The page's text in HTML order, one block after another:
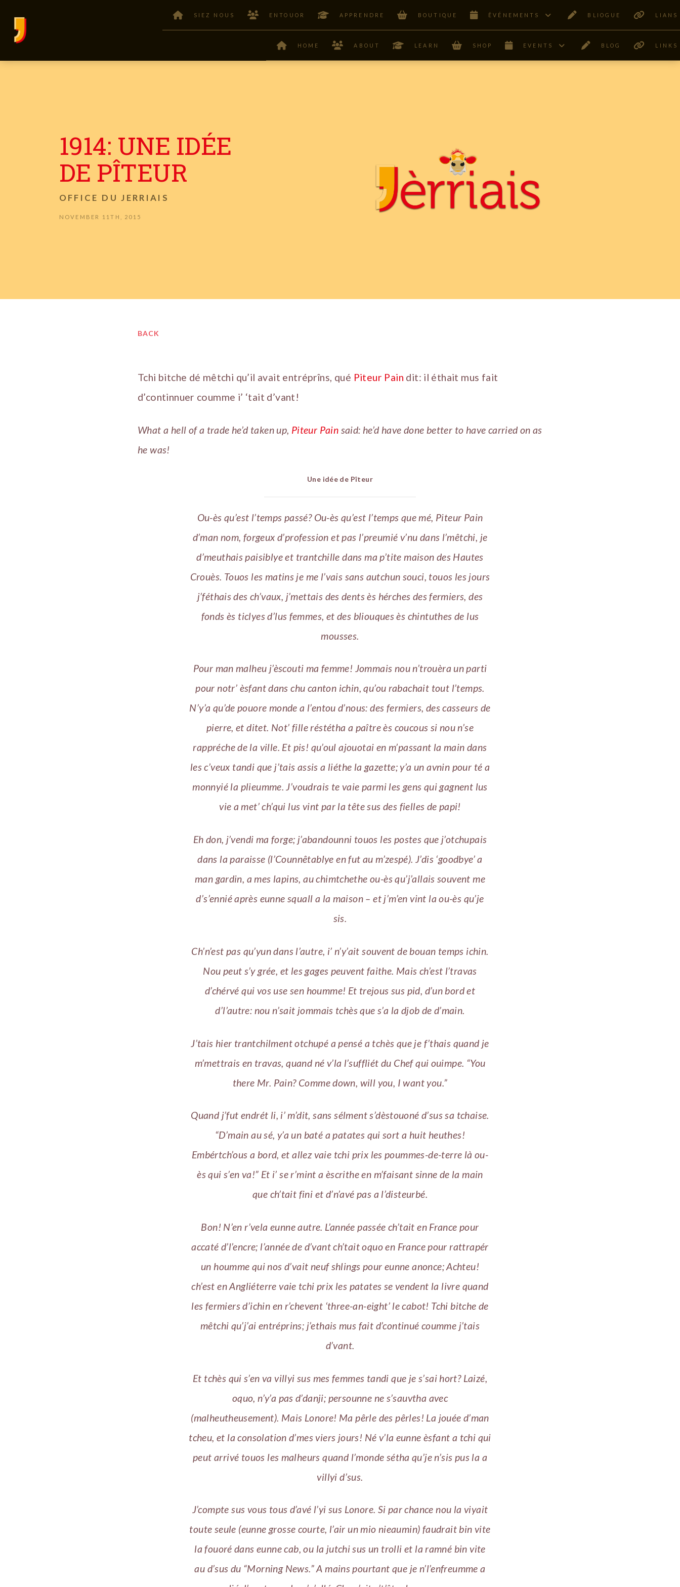
SIEZ NOUS ENTOUOR APPRENDRE BOUTIQUE ÊVÉNEMENTS BLIOGUE LIANS
HOME ABOUT LEARN SHOP EVENTS BLOG LINKS
1914: UNE IDÉE
DE PÎTEUR
OFFICE DU JERRIAIS
NOVEMBER 11TH, 2015
BACK
Tchi bitche dé mêtchi qu’il avait entréprîns, qué Piteur Pain dit: il éthait mus fait
d’continnuer coumme i’ ‘tait d’vant!
What a hell of a trade he’d taken up, Piteur Pain said: he’d have done better to have carried on as
he was!
Une idée de Pîteur
Ou-ès qu’est l’temps passé? Ou-ès qu’est l’temps que mé, Piteur Pain
d’man nom, forgeux d’profession et pas l’preumié v’nu dans l’mêtchi, je
d’meuthais paisiblye et trantchille dans ma p’tite maison des Hautes
Crouès. Touos les matins je me l’vais sans autchun souci, touos les jours
j’féthais des ch’vaux, j’mettais des dents ès hérches des fermiers, des
fonds ès ticlyes d’lus femmes, et des bliouques ès chintuthes de lus
mousses.
Pour man malheu j’èscouti ma femme! Jommais nou n’trouèra un parti
pour notr’ èsfant dans chu canton ichin, qu’ou rabachait tout l’temps.
N’y’a qu’de pouore monde a l’entou d’nous: des fermiers, des casseurs de
pierre, et ditet. Not’ fille réstétha a paître ès coucous si nou n’se
rappréche de la ville. Et pis! qu’oul ajouotai en m’passant la main dans
les c’veux tandi que j’tais assis a liéthe la gazette; y’a un avnin pour té a
monnyié la plieumme. J’voudrais te vaie parmi les gens qui gagnent lus
vie a met’ ch’qui lus vint par la tête sus des fielles de papi!
Eh don, j’vendi ma forge; j’abandounni touos les postes que j’otchupais
dans la paraisse (l’Counnêtablye en fut au m’zespé). J’dis ‘goodbye’ a
man gardin, a mes lapins, au chimtchethe ou-ès qu’j’allais souvent me
d’s’ennié après eunne squall a la maison – et j’m’en vint la ou-ès qu’je
sis.
Ch’n’est pas qu’yun dans l’autre, i’ n’y’ait souvent de bouan temps ichin.
Nou peut s’y grée, et les gages peuvent faithe. Mais ch’est l’travas
d’chérvé qui vos use sen houmme! Et trejous sus pid, d’un bord et
d’l’autre: nou n’sait jommais tchès que s’a la djob de d’main.
J’tais hier trantchilment otchupé a pensé a tchès que je f’thais quand je
m’mettrais en travas, quand né v’la l’suffliét du Chef qui ouimpe. “You
there Mr. Pain? Comme down, will you, I want you.”
Quand j’fut endrét li, i’ m’dit, sans sélment s’dèstouoné d’sus sa tchaise.
“D’main au sé, y’a un baté a patates qui sort a huit heuthes!
Embértch’ous a bord, et allez vaie tchi prix les poummes-de-terre là ou-
ès qui s’en va!” Et i’ se r’mint a èscrithe en m’faisant sinne de la main
que ch’tait fini et d’n’avé pas a l’disteurbé.
Bon! N’en r’vela eunne autre. L’année passée ch’tait en France pour
accaté d’l’encre; l’année de d’vant ch’tait oquo en France pour rattrapér
un houmme qui nos d’vait neuf shlings pour eunne anonce; Achteu!
ch’est en Angliéterre vaie tchi prix les patates se vendent la livre quand
les fermiers d’ichin en r’chevent ‘three-an-eight’ le cabot! Tchi bitche de
mêtchi qu’j’ai entréprins; j’ethais mus fait d’continué coumme j’tais
d’vant.
Et tchès qui s’en va villyi sus mes femmes tandi que je s’sai hort? Laizé,
oquo, n’y’a pas d’danji; persounne ne s’sauvtha avec
(malheutheusement). Mais Lonore! Ma pêrle des pêrles! La jouée d’man
tcheu, et la consolation d’mes viers jours! Né v’la eunne èsfant a tchi qui
peut arrivé touos les malheurs quand l’monde sétha qu’je n’sis pus la a
villyi d’sus.
J’compte sus vous tous d’avé l’yi sus Lonore. Si par chance nou la viyait
toute seule (eunne grosse courte, l’air un mio nieaumin) faudrait bin vite
la fouoré dans eunne cab, ou la jutchi sus un trolli et la ramné bin vite
au d’sus du “Morning News.” A mains pourtant que je n’l’enfreumme a